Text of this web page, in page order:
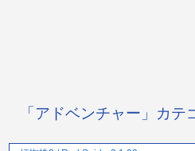
「アドベンチャー」カ